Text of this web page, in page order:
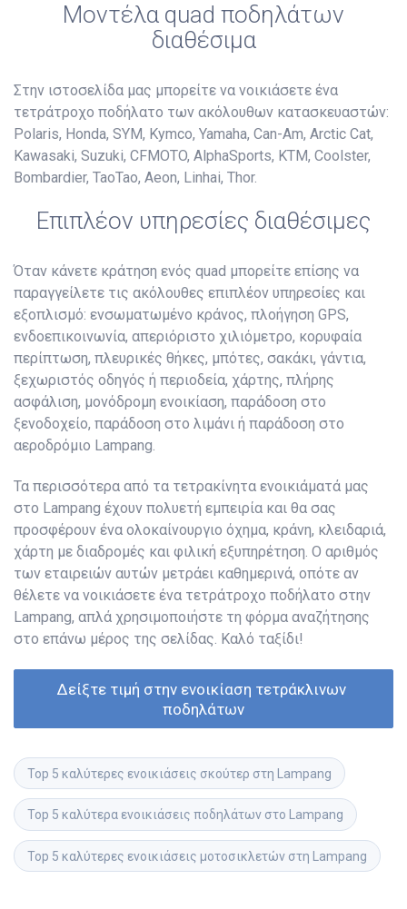
Μοντέλα quad ποδηλάτων
διαθέσιμα
Στην ιστοσελίδα μας μπορείτε να νοικιάσετε ένα
τετράτροχο ποδήλατο των ακόλουθων κατασκευαστών:
Polaris, Honda, SYM, Kymco, Yamaha, Can-Am, Arctic Cat,
Kawasaki, Suzuki, CFMOTO, AlphaSports, KTM, Coolster,
Bombardier, TaoTao, Aeon, Linhai, Thor.
Επιπλέον υπηρεσίες διαθέσιμες
Όταν κάνετε κράτηση ενός quad μπορείτε επίσης να
παραγγείλετε τις ακόλουθες επιπλέον υπηρεσίες και
εξοπλισμό: ενσωματωμένο κράνος, πλοήγηση GPS,
ενδοεπικοινωνία, απεριόριστο χιλιόμετρο, κορυφαία
περίπτωση, πλευρικές θήκες, μπότες, σακάκι, γάντια,
ξεχωριστός οδηγός ή περιοδεία, χάρτης, πλήρης
ασφάλιση, μονόδρομη ενοικίαση, παράδοση στο
ξενοδοχείο, παράδοση στο λιμάνι ή παράδοση στο
αεροδρόμιο Lampang.
Τα περισσότερα από τα τετρακίνητα ενοικιάματά μας
στο Lampang έχουν πολυετή εμπειρία και θα σας
προσφέρουν ένα ολοκαίνουργιο όχημα, κράνη, κλειδαριά,
χάρτη με διαδρομές και φιλική εξυπηρέτηση. Ο αριθμός
των εταιρειών αυτών μετράει καθημερινά, οπότε αν
θέλετε να νοικιάσετε ένα τετράτροχο ποδήλατο στην
Lampang, απλά χρησιμοποιήστε τη φόρμα αναζήτησης
στο επάνω μέρος της σελίδας. Καλό ταξίδι!
Δείξτε τιμή στην ενοικίαση τετράκλινων
ποδηλάτων
Top 5 καλύτερες ενοικιάσεις σκούτερ στη Lampang
Top 5 καλύτερα ενοικιάσεις ποδηλάτων στο Lampang
Top 5 καλύτερες ενοικιάσεις μοτοσικλετών στη Lampang